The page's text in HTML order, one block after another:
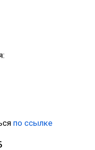
по ссылке